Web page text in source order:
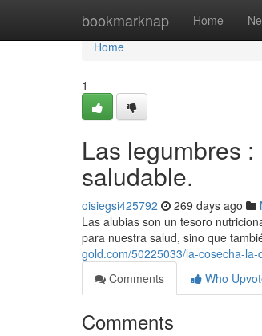
bookmarknap Home
Home
Home
1
Las legumbres
saludable.
oisiegsi425792 269 days ago
Las alubias son un tesoro
para nuestra salud, sino que
gold.com/50225033/la-cosecha-
Comments
Who
Comments